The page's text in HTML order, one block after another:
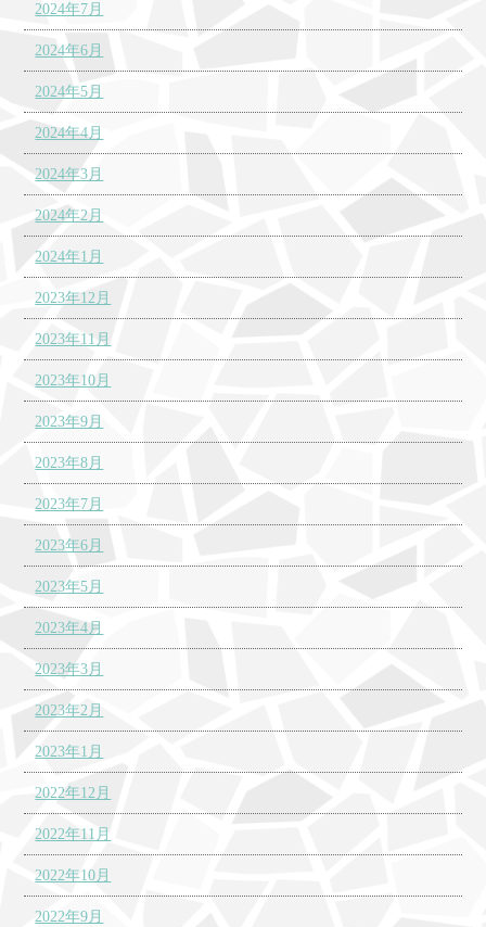
2024年7月
2024年6月
2024年5月
2024年4月
2024年3月
2024年2月
2024年1月
2023年12月
2023年11月
2023年10月
2023年9月
2023年8月
2023年7月
2023年6月
2023年5月
2023年4月
2023年3月
2023年2月
2023年1月
2022年12月
2022年11月
2022年10月
2022年9月